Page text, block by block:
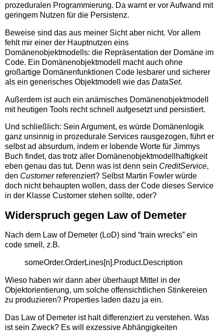
prozeduralen Programmierung. Da warnt er vor Aufwand mit
geringem Nutzen für die Persistenz.
Beweise sind das aus meiner Sicht aber nicht. Vor allem
fehlt mir einer der Hauptnutzen eins
Domänenobjektmodells: die Repräsentation der Domäne im
Code. Ein Domänenobjektmodell macht auch ohne
großartige Domänenfunktionen Code lesbarer und sicherer
als ein generisches Objektmodell wie das DataSet.
Außerdem ist auch ein anämisches Domänenobjektmodell
mit heutigen Tools recht schnell aufgesetzt und persistiert.
Und schließlich: Sein Argument, es würde Domänenlogik
ganz unsinnig in prozedurale Services rausgezogen, führt er
selbst ad absurdum, indem er lobende Worte für Jimmys
Buch findet, das trotz aller Domänenobjektmodellhaftigkeit
eben genau das tut. Denn was ist denn sein CreditService,
den Customerreferenziert? Selbst Martin Fowler würde
doch nicht behaupten wollen, dass der Code dieses Service
in der Klasse Customer stehen sollte, oder?
Widerspruch gegen Law of Demeter
Nach dem Law of Demeter (LoD) sind “train wrecks” ein
code smell, z.B.
someOrder.OrderLines[n].Product.Description
Wieso haben wir dann aber überhaupt Mittel in der
Objektorientierung, um solche offensichtlichen Stinkereien
zu produzieren? Properties laden dazu ja ein.
Das Law of Demeter ist halt differenziert zu verstehen. Was
ist sein Zweck? Es will exzessive Abhängigkeiten